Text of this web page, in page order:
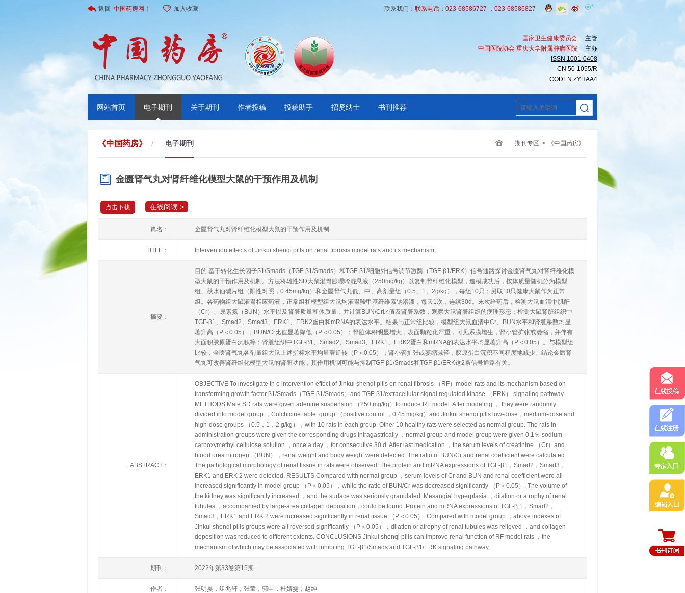
返回 中国药房网！ 加入收藏 联系我们： 联系电话：023-68586727 ，023-68586827
国家卫生健康委员会
主管
中国医院协会 重庆大学附属肿瘤医院
主办
ISSN 1001-0408
CN 50-1055/R
CODEN ZYHAA4
网站首页 电子期刊 关于期刊 作者投稿 投稿助手 招贤纳士 书刊推荐
《中国药房》 / 电子期刊 期刊专区 > 《中国药房》
金匮肾气丸对肾纤维化模型大鼠的干预作用及机制
在线阅读 >
篇名： 金匮肾气丸对肾纤维化模型大鼠的干预作用及机制
TITLE： Intervention effects of Jinkui shenqi pills on renal fibrosis model rats and its mechanism
摘要：
目的 基于转化生长因子β1/Smads（TGF-β1/Smads）和TGF-β1/细胞外信号调节激酶（TGF-β1/ERK）信号通路探讨金匮肾气丸对肾纤维化模
型大鼠的干预作用及机制。方法将雄性SD大鼠灌胃腺嘌呤混悬液（250mg/kg）以复制肾纤维化模型，造模成功后，按体质量随机分为模型
组、秋水仙碱片组（阳性对照，0.45mg/kg）和金匮肾气丸低、中、高剂量组（0.5、1、2g/kg），每组10只；另取10只健康大鼠作为正常
组。各药物组大鼠灌胃相应药液，正常组和模型组大鼠均灌胃羧甲基纤维素钠溶液，每天1次，连续30d。末次给药后，检测大鼠血清中肌酐
（Cr）、尿素氮（BUN）水平以及肾脏质量和体质量，并计算BUN/Cr比值及肾脏系数；观察大鼠肾脏组织的病理形态；检测大鼠肾脏组织中
TGF-β1、Smad2、Smad3、ERK1、ERK2蛋白和mRNA的表达水平。结果与正常组比较，模型组大鼠血清中Cr、BUN水平和肾脏系数均显
著升高（P＜0.05），BUN/Cr比值显著降低（P＜0.05）；肾脏体积明显增大，表面颗粒化严重，可见系膜增生，肾小管扩张或萎缩，并伴有
大面积胶原蛋白沉积等；肾脏组织中TGF-β1、Smad2、Smad3、ERK1、ERK2蛋白和mRNA的表达水平均显著升高（P＜0.05）。与模型组
比较，金匮肾气丸各剂量组大鼠上述指标水平均显著逆转（P＜0.05）；肾小管扩张或萎缩减轻，胶原蛋白沉积不同程度地减少。结论金匮肾
气丸可改善肾纤维化模型大鼠的肾脏功能，其作用机制可能与抑制TGF-β1/Smads和TGF-β1/ERK这2条信号通路有关。
ABSTRACT：
OBJECTIVE To investigate th e intervention effect of Jinkui shenqi pills on renal fibrosis （RF）model rats and its mechanism based on
transforming growth factor β1/Smads（TGF-β1/Smads）and TGF-β1/extracellular signal regulated kinase （ERK） signaling pathway.
METHODS Male SD rats were given adenine suspension （250 mg/kg）to induce RF model. After modeling ， they were randomly
divided into model group ，Colchicine tablet group （positive control ，0.45 mg/kg）and Jinkui shenqi pills low-dose，medium-dose and
high-dose groups （0.5，1，2 g/kg），with 10 rats in each group. Other 10 healthy rats were selected as normal group. The rats in
administration groups were given the corresponding drugs intragastrically ；normal group and model group were given 0.1％ sodium
carboxymethyl cellulose solution ，once a day ，for consecutive 30 d. After last medication ，the serum levels of creatinine （Cr）and
blood urea nitrogen （BUN），renal weight and body weight were detected. The ratio of BUN/Cr and renal coefficient were calculated.
The pathological morphology of renal tissue in rats were observed. The protein and mRNA expressions of TGF-β1，Smad2，Smad3，
ERK1 and ERK 2 were detected. RESULTS Compared with normal group ，serum levels of Cr and BUN and renal coefficient were all
increased significantly in model group （P＜0.05），while the ratio of BUN/Cr was decreased significantly （P＜0.05）. The volume of
the kidney was significantly increased ，and the surface was seriously granulated. Mesangial hyperplasia ，dilation or atrophy of renal
tubules ，accompanied by large-area collagen deposition，could be found. Protein and mRNA expressions of TGF-β 1，Smad2，
Smad3，ERK1 and ERK 2 were increased significantly in renal tissue （P＜0.05）. Compared with model group ，above indexes of
Jinkui shenqi pills groups were all reversed significantly （P＜0.05）；dilation or atrophy of renal tubules was relieved ，and collagen
deposition was reduced to different extents. CONCLUSIONS Jinkui shenqi pills can improve renal function of RF model rats ，the
mechanism of which may be associated with inhibiting TGF-β1/Smads and TGF-β1/ERK signaling pathway.
期刊： 2022年第33卷第15期
作者： 张明昊，俎兆轩，张童，郭申，杜婧雯，赵绅